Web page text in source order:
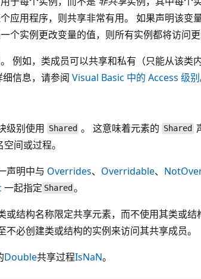
应用程序，则共享非常有用。 如果声明该变
个实例更改变量的值，则所有实例都将访问更
例如，类成员可以共享和私有（只能从该类
信息，请参阅 Visual Basic 中的 Access 级别
级别使用 Shared 。 这意味着元素的 Shared
间或过程。
声明中与 Overrides、 Overridable、
一起指定 Shared 。
或结构名称限定共享元素，而不使用其类或
不必创建类或结构的实例来访问其共享成员。
Double共享过程IsNaN。